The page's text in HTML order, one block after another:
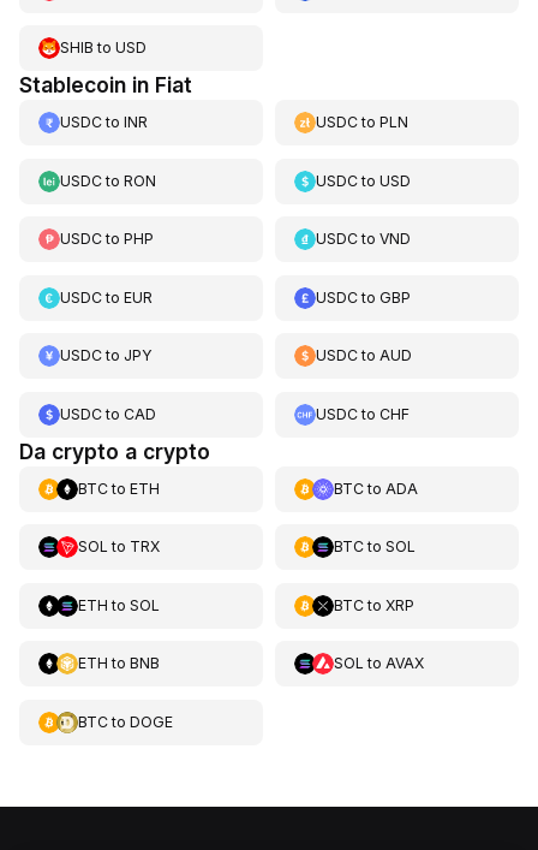
SHIB to USD
Stablecoin in Fiat
USDCto INR USDCtoPLN
USDCto RON USDCtoUSD
USDCto PHP USDCtoVND
USDCto EUR USDCtoGBP
USDCto JPY USDCtoAUD
USDCto CAD USDCtoCHF
Da crypto a crypto
BTCto ETH BTCto ADA
SOL to TRX BTCto SOL
ETH to SOL BTCto XRP
ETH to BNB SOL to AVAX
BTCto DOGE